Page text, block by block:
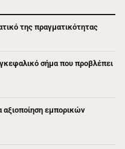
της πραγματικότητας
σήμα που προβλέπει
αξιοποίηση εμπορικών